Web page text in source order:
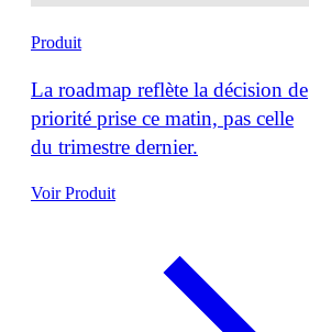
Produit
La roadmap reflète la décision de
priorité prise ce matin, pas celle
du trimestre dernier.
Voir Produit